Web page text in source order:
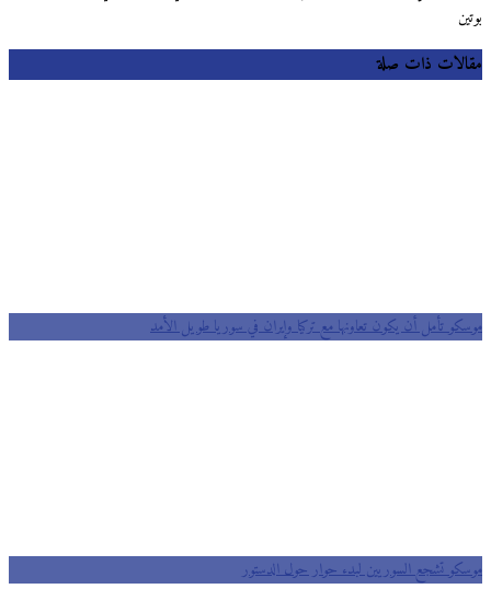
بوتين
مقالات ذات صلة
موسكو تأمل أن يكون تعاونها مع تركيا وإيران في سوريا طويل الأمد
‎‫موسكو تشجع السوريين لبدء حوار حول الدستور